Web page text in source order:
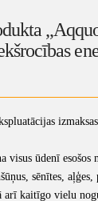
ūdenī esošos
sēnītes, aļģes,
arī kaitīgo vielu